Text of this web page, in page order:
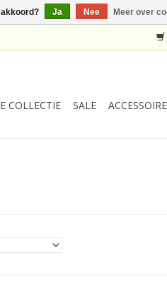
COLLECTIE SALE
Ja Nee Meer over